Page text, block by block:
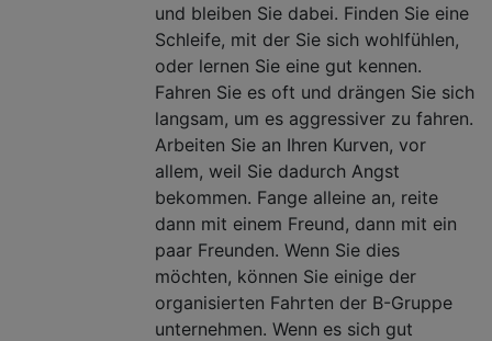
und bleiben Sie dabei. Finden Sie eine
Schleife, mit der Sie sich wohlfühlen,
oder lernen Sie eine gut kennen.
Fahren Sie es oft und drängen Sie sich
langsam, um es aggressiver zu fahren.
Arbeiten Sie an Ihren Kurven, vor
allem, weil Sie dadurch Angst
bekommen. Fange alleine an, reite
dann mit einem Freund, dann mit ein
paar Freunden. Wenn Sie dies
möchten, können Sie einige der
organisierten Fahrten der B-Gruppe
unternehmen. Wenn es sich gut